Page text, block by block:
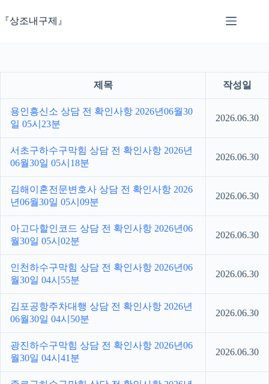
문『상조내구제』
제목 작성일
용인흥신소 상담 전 확인사항 2026년06월30
일 05시23분
2026.06.30
서초구하수구막힘 상담 전 확인사항 2026년
06월30일 05시18분
2026.06.30
김해이혼전문변호사 상담 전 확인사항 2026
년06월30일 05시09분
2026.06.30
아고다할인코드 상담 전 확인사항 2026년06
월30일 05시02분
2026.06.30
인천하수구막힘 상담 전 확인사항 2026년06
월30일 04시55분
2026.06.30
김포공항주차대행 상담 전 확인사항 2026년
06월30일 04시50분
2026.06.30
광진하수구막힘 상담 전 확인사항 2026년06
월30일 04시41분
2026.06.30